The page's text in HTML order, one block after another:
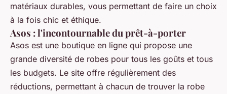
matériaux durables, vous permettant de faire un choix
à la fois chic et éthique.
Asos : l'incontournable du prêt-à-porter
Asos est une boutique en ligne qui propose une
grande diversité de robes pour tous les goûts et tous
les budgets. Le site offre régulièrement des
réductions, permettant à chacun de trouver la robe